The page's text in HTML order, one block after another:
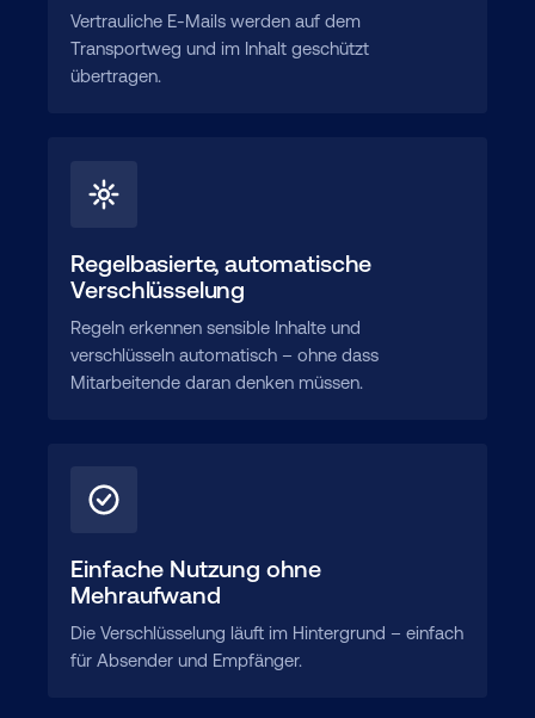
Vertrauliche E-Mails werden auf dem
Transportweg und im Inhalt geschützt
übertragen.
Regelbasierte, automatische
Verschlüsselung
Regeln erkennen sensible Inhalte und
verschlüsseln automatisch – ohne dass
Mitarbeitende daran denken müssen.
Einfache Nutzung ohne
Mehraufwand
Die Verschlüsselung läuft im Hintergrund – einfach
für Absender und Empfänger.